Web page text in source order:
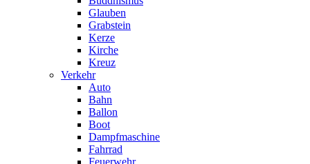
Glauben
Grabstein
Kerze
Kirche
Kreuz
Verkehr
Auto
Bahn
Ballon
Boot
Dampfmaschine
Fahrrad
Feuerwehr